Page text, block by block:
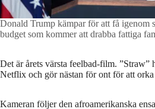
Donald Trump kämpar för att få igenom
budget som kommer att drabba fattiga
Det är årets värsta feelbad-film. ”Straw”
Netflix och gör nästan för ont för att orka
Kameran följer den afroamerikanska